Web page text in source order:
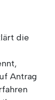
die
Antrag